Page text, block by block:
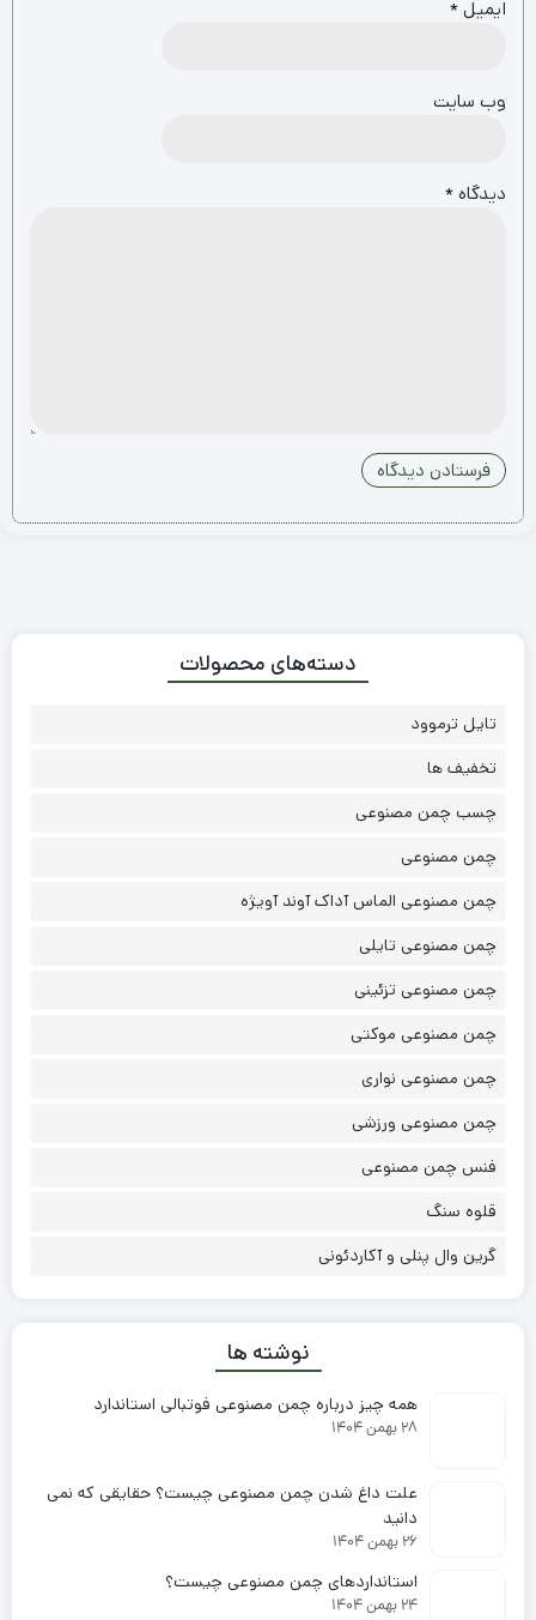
ایمیل*
وب‌ سایت
دیدگاه*
دسته‌های محصولات
تایل ترموود
تخفیف ها
چسب چمن مصنوعی
چمن مصنوعی
چمن مصنوعی الماس آداک آوند آویژه
چمن مصنوعی تایلی
چمن مصنوعی تزئینی
چمن مصنوعی موکتی
چمن مصنوعی نواری
چمن مصنوعی ورزشی
فنس چمن مصنوعی
قلوه سنگ
گرین وال پنلی و آکاردئونی
نوشته ها
همه چیز درباره چمن مصنوعی فوتبالی استاندارد
۲۸ بهمن ۱۴۰۴
علت داغ شدن چمن مصنوعی چیست؟ حقایقی که نمی
دانید
۲۶ بهمن ۱۴۰۴
استانداردهای چمن مصنوعی چیست؟
۲۴ بهمن ۱۴۰۴